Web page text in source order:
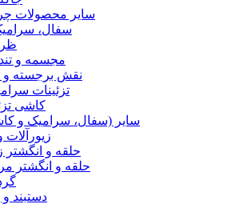
سایر محصولات
سفال،
مجسمه و
نقش برجسته و
تزئینات
کاشی
سایر (سفال، سرامیک و
حلقه و انگشتر
حلقه و انگشتر
دستبند و